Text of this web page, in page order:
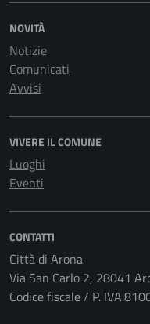
NOVITÀ
Notizie
Comunicati
Avvisi
VIVERE IL COMUNE
Luoghi
Eventi
CONTATTI
Città di Arona
Via San Carlo 2, 28041
Codice fiscale / P.